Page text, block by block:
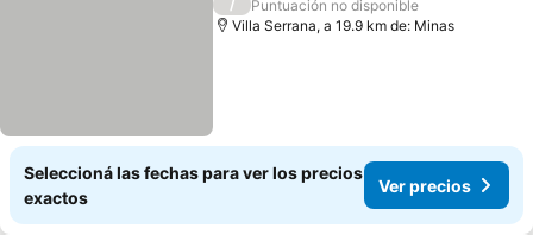
/
Puntuación no disponible
Villa Serrana, a 19.9 km de: Minas
Seleccioná las fechas para ver los precios
exactos
Ver precios